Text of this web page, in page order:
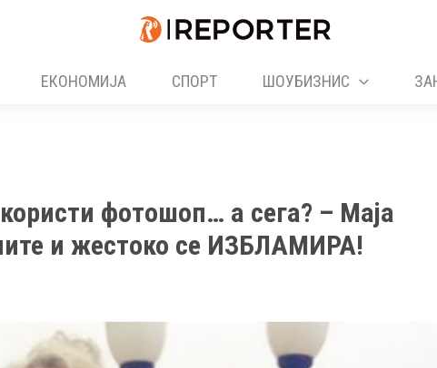
ЕКОНОМИЈА СПОРТ ШОУБИЗНИС
фотошоп… а сега? – Маја
и жестоко се ИЗБЛАМИРА!